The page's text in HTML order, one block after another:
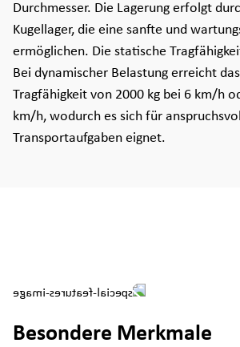
Durchmesser. Die Lagerung erfolgt
Kugellager, die eine sanfte und
ermöglichen. Die statische
Bei dynamischer Belastung erreicht
Tragfähigkeit von 2000 kg bei 6 km/h
km/h, wodurch es sich für
Transportaufgaben eignet.
Besondere Merkmale